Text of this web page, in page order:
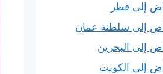
إلى قطر
إلى سلطنة عمان
إلى البحرين
إلى الكويت